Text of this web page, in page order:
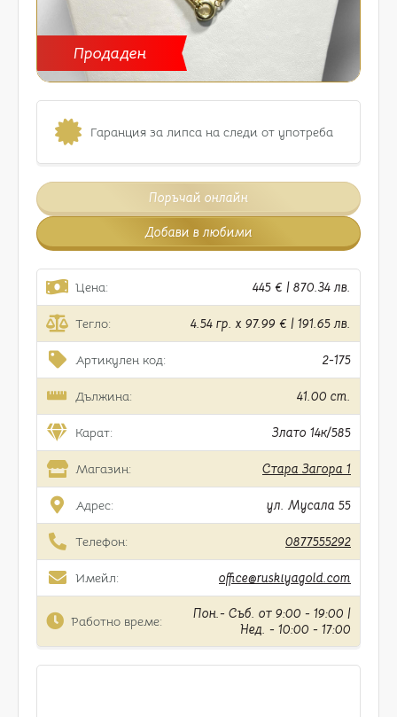
Продаден
Гаранция за липса на следи от употреба
Поръчай онлайн
Добави в любими
Цена: 445 € | 870.34 лв.
Тегло: 4.54 гр. x 97.99 € | 191.65 лв.
Артикулен код: 2-175
Дължина: 41.00 cm.
Карат: Злато 14к/585
Магазин: Стара Загора 1
Адрес: ул. Мусала 55
Телефон: 0877555292
Имейл: office@ruskiyagold.com
Работно време:
Пон.- Съб. от 9:00 - 19:00 |
Нед. - 10:00 - 17:00